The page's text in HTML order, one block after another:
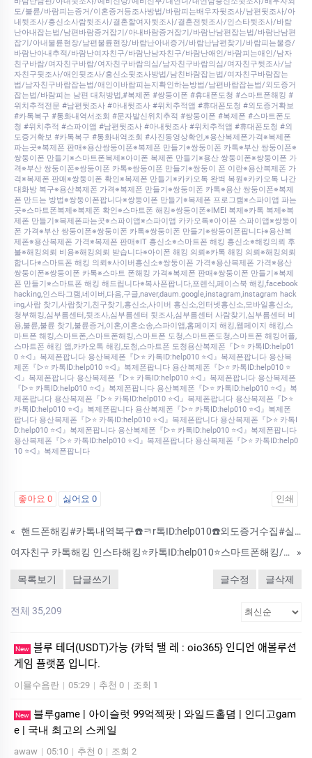
도/불륜/바람피는증거/이혼증거등조사방법/바람피는배우자뒷조사/남편뒷조사/아
내뒷조사/흥신소사람뒷조사/결혼할여자뒷조사/결혼전뒷조사/인스타뒷조사/바람
난아내잡는법/남편바람증거잡기/아내바람증거잡기/바람난남편잡는법/바람난남편
잡기/아내불륜현장/남편불륜현장/바람난아내증거/바람난남편찾기/바람피는물증/
바람난아내추적/바람난여자친구/바람난남자친구/바람난애인/바람피는애인/남자
친구바람/여자친구바람/여자친구바람의심/남자친구바람의심/여자친구뒷조사/남
자친구뒷조사/애인뒷조사/흥신소뒷조사방법/남친바람잡는법/여자친구바람잡는
법/남자친구바람잡는법/애인이바람피는지확인하는방법/남편바람잡는법/외도증거
잡는법/바람피는 남편 대처방법,#복제폰 #쌍둥이폰 #휴대폰도청 #스마트폰해킹 #
위치추적전문 #남편뒷조사 #아내뒷조사 #위치추적앱 #휴대폰도청 #외도증거확보
#카톡복구 #통화내역서조회 #문자발신위치추적 #쌍둥이폰 #복제폰 #스마트폰도
청 #위치추적 #스파이앱 #남편뒷조사 #아내뒷조사 #위치추적앱 #휴대폰도청 #외
도증거확보 #카톡복구 #통화내역조회 #사진동영상확인,※용산복제폰가격※복제폰
파는곳※복제폰 판매※용산쌍둥이폰※복제폰 만들기※쌍둥이폰 카톡※부산 쌍둥이폰※
쌍둥이폰 만들기※스마트폰복제※아이폰 복제폰 만들기※용산 쌍둥이폰※쌍둥이폰 가
격※부산 쌍둥이폰※쌍둥이폰 카톡※쌍둥이폰 만들기※쌍둥이 폰 이란※용산복제폰 가
격※복제폰 판매※쌍둥이폰 확인※복제폰 만들기※카카오톡 완벽 복원※카카오톡 나간
대화방 복구※용산복제폰 가격※복제폰 만들기※쌍둥이폰 카톡※용산 쌍둥이폰※복제
폰 만드는 방법※쌍둥이폰팝니다※쌍둥이폰 만들기※복제폰 프로그램※스파이앱 파는
곳※스마트폰복제※복제폰 확인※스마트폰 해킹※쌍둥이폰※IMEI 복제※카톡 복제※복
제폰 만들기※복제폰파는곳※스파이앱※스파이앱 카카오톡※아이폰 스파이앱※쌍둥이
폰 가격※부산 쌍둥이폰※쌍둥이폰 카톡※쌍둥이폰 만들기※쌍둥이폰팝니다※용산복
제폰※용산복제폰 가격※복제폰 판매※IT 흥신소※스마트폰 해킹 흥신소※해킹의뢰 후
불※해킹의뢰 비용※해킹의뢰 받습니다※아이폰 해킹 의뢰※카톡 해킹 의뢰※해킹의뢰
합니다※스마트폰 해킹 의뢰※사이버흥신소※쌍둥이폰 가격※용산복제폰 가격※용산
쌍둥이폰※쌍둥이폰 카톡※스마트 폰해킹 가격※복제폰 판매※쌍둥이폰 만들기※복제
폰 만들기※스마트폰 해킹 해드립니다※복사폰팝니다,포렌식,페이스북 해킹,facebook
hacking,인스타그램,네이버,다음,구글,naver,daum.google,instagram,instagram hack
ing,사람 찾기,사람찾기,친구찾기,흥신소,사이버 흥신소,인터넷흥신소,모바일흥신소,
청부해킹,심부름센터,뒷조사,심부름센터 뒷조사,심부름센터 사람찾기,심부름센터 비
용,불륜,불륜 찾기,불륜증거,이혼,이혼소송,스파이앱,홈페이지 해킹,웹페이지 해킹,스
마트폰 해킹,스마트폰,스마트폰해킹,스마트폰 도청,스마트폰도청,스마트폰 해킹어플,
스마트폰 해킹 앱,카카오톡 해킹,도청,스마트폰 도청용산복제폰『▷⭐ 카톡ID:help01
0 ⭐◁』복제폰팝니다 용산복제폰『▷⭐ 카톡ID:help010 ⭐◁』복제폰팝니다 용산복
제폰『▷⭐ 카톡ID:help010 ⭐◁』복제폰팝니다 용산복제폰『▷⭐ 카톡ID:help010 ⭐
◁』복제폰팝니다 용산복제폰『▷⭐ 카톡ID:help010 ⭐◁』복제폰팝니다 용산복제폰
『▷⭐ 카톡ID:help010 ⭐◁』복제폰팝니다 용산복제폰『▷⭐ 카톡ID:help010 ⭐◁』복
제폰팝니다 용산복제폰『▷⭐ 카톡ID:help010 ⭐◁』복제폰팝니다 용산복제폰『▷⭐
카톡ID:help010 ⭐◁』복제폰팝니다 용산복제폰『▷⭐ 카톡ID:help010 ⭐◁』복제폰
팝니다 용산복제폰『▷⭐ 카톡ID:help010 ⭐◁』복제폰팝니다 용산복제폰『▷⭐ 카톡I
D:help010 ⭐◁』복제폰팝니다 용산복제폰『▷⭐ 카톡ID:help010 ⭐◁』복제폰팝니다
용산복제폰『▷⭐ 카톡ID:help010 ⭐◁』복제폰팝니다 용산복제폰『▷⭐ 카톡ID:help0
10 ⭐◁』복제폰팝니다
좋아요 0 싫어요 0 인쇄
«
핸드폰해킹#카톡내역복구☎️ㅋr톡ID:help010☎️외도증거수집#실시간위치추적주변환경소리#카카오톡대화내역백업#스파이앱판매합니다
여자친구 카톡해킹 인스타해킹⭐카톡ID:help010⭐스마트폰해킹/핸드폰해킹업체/해킹툴/IT전문
»
목록보기 답글쓰기 글수정 글삭제
전체 35,209
New 블루 테더(USDT)가능 {카턱 탤 레 : oio365} 인디언 애볼루션
게임 플랫폼 입니다.
이묠수욤란 | 05:29 | 추천 0 | 조회 1
New
블루game | 아이슬럿 99억젝팟 | 와일드홀뎜 | 인디­고gam
e | 국내 최고의 스케일
awaw | 05:10 | 추천 0 | 조회 2